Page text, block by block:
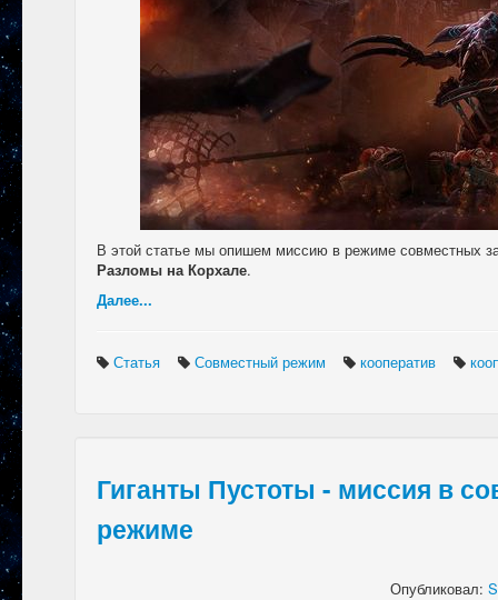
В этой статье мы опишем миссию в режиме совместных
Разломы на Корхале.
Далее...
Статья Совместный режим кооператив
Гиганты Пустоты - миссия в
режиме
Опубликовал: